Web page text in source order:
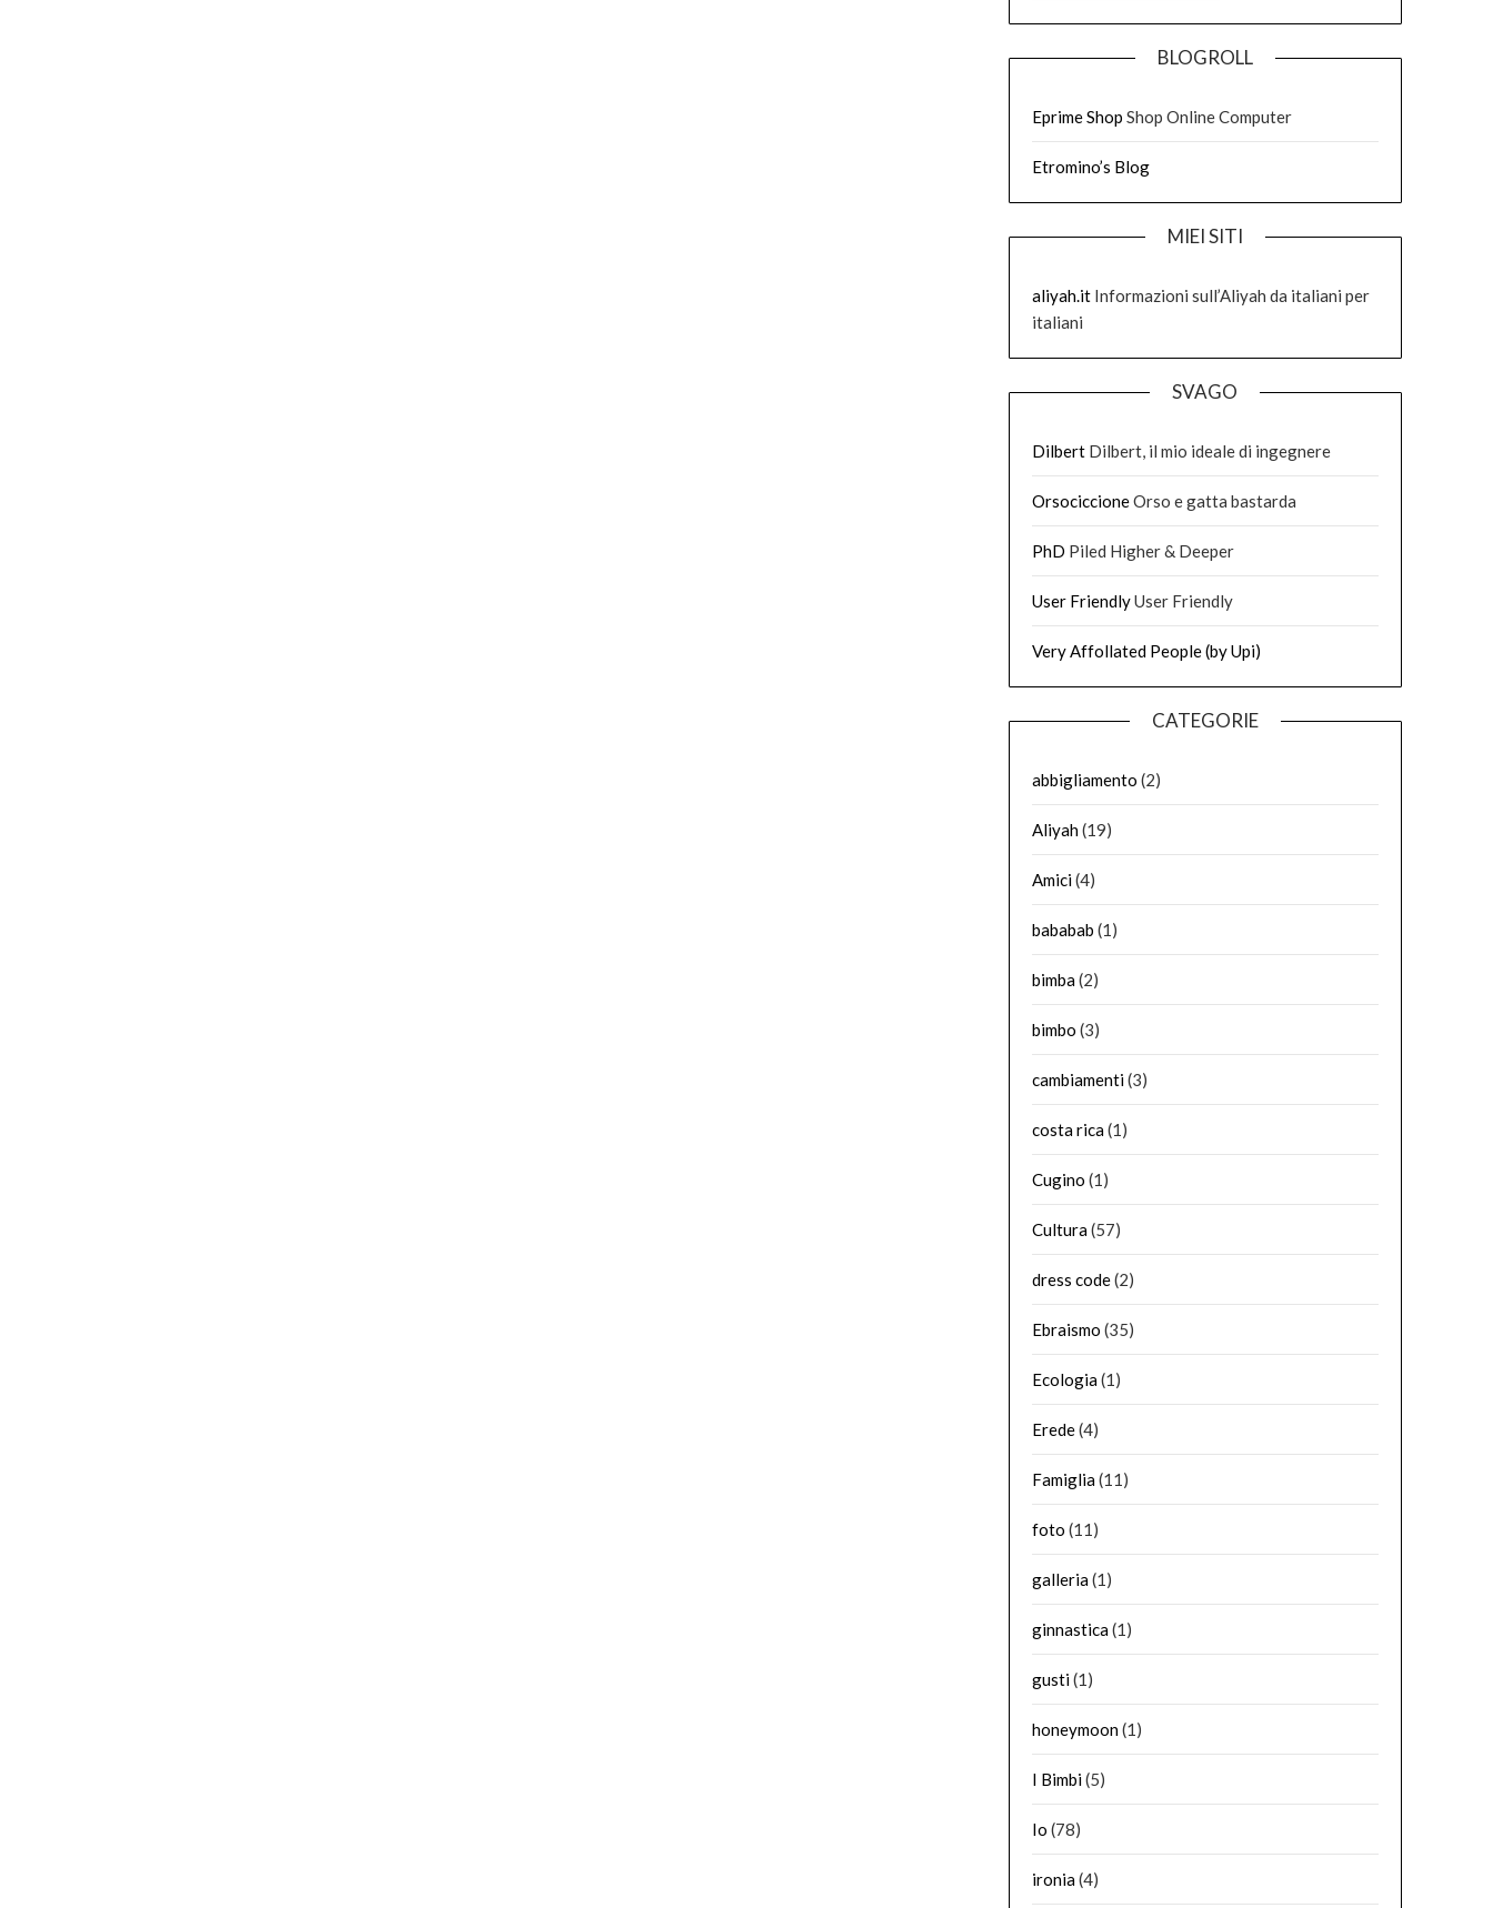
BLOGROLL
Eprime Shop Shop Online Computer
Etromino’s Blog
MIEI SITI
aliyah.itInformazioni sull’Aliyah da italiani per
italiani
SVAGO
DilbertDilbert, il mio ideale di ingegnere
OrsociccioneOrso e gatta bastarda
PhD Piled Higher & Deeper
User FriendlyUser Friendly
Very Affollated People (by Upi)
CATEGORIE
abbigliamento (2)
Aliyah(19)
Amici(4)
bababab (1)
bimba(2)
bimbo (3)
cambiamenti(3)
costa rica(1)
Cugino (1)
Cultura(57)
dress code(2)
Ebraismo (35)
Ecologia(1)
Erede(4)
Famiglia(11)
foto (11)
galleria(1)
ginnastica(1)
gusti(1)
honeymoon(1)
I Bimbi(5)
Io (78)
ironia(4)